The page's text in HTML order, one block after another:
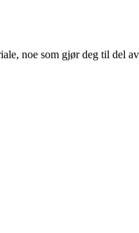
noe som gjør deg til del